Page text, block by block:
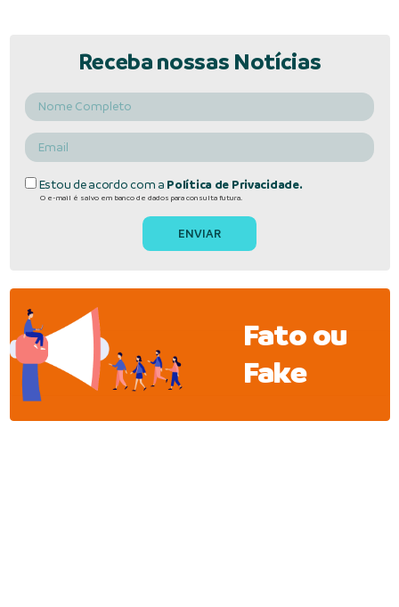
Receba nossas Notícias
Estou de acordo com a Política de Privacidade.
O e-mail é salvo em banco de dados para consulta futura.
Fato ou
Fake